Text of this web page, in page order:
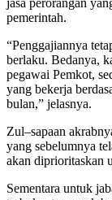
pemerintah.
“Penggajiannya
berlaku. Bedanya,
pegawai Pemkot,
yang bekerja
bulan,” jelasnya.
Zul–sapaan
yang sebelumnya
akan diprioritaskan
Sementara untuk